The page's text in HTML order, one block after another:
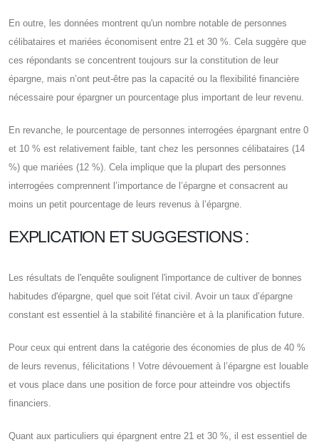
En outre, les données montrent qu'un nombre notable de personnes
célibataires et mariées économisent entre 21 et 30 %. Cela suggère que
ces répondants se concentrent toujours sur la constitution de leur
épargne, mais n’ont peut-être pas la capacité ou la flexibilité financière
nécessaire pour épargner un pourcentage plus important de leur revenu.
En revanche, le pourcentage de personnes interrogées épargnant entre 0
et 10 % est relativement faible, tant chez les personnes célibataires (14
%) que mariées (12 %). Cela implique que la plupart des personnes
interrogées comprennent l’importance de l’épargne et consacrent au
moins un petit pourcentage de leurs revenus à l’épargne.
EXPLICATION ET SUGGESTIONS :
Les résultats de l'enquête soulignent l'importance de cultiver de bonnes
habitudes d'épargne, quel que soit l'état civil. Avoir un taux d’épargne
constant est essentiel à la stabilité financière et à la planification future.
Pour ceux qui entrent dans la catégorie des économies de plus de 40 %
de leurs revenus, félicitations ! Votre dévouement à l’épargne est louable
et vous place dans une position de force pour atteindre vos objectifs
financiers.
Quant aux particuliers qui épargnent entre 21 et 30 %, il est essentiel de